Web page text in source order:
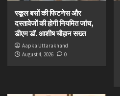
स्कूल बसों की फिटनेस और
दस्तावेजों की होगी नियमित जांच,
डीएम डॉ. आशीष चौहान सख्त
Aapka Uttarakhand
August 4, 2026
0